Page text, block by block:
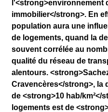
l'<strong>environnement
immobilier</strong>. En
population aura une
de logements, quand la
souvent corrélée au
qualité du réseau de
alentours.
Cravencères</strong>, la
de <strong>10 hab/km²</
logements est de